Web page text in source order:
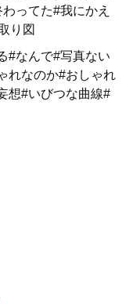
ってた#我にかえ
り図
#なんで#写真ない
れなのか#おしゃれ
想#いびつな曲線#